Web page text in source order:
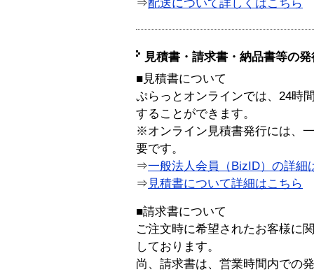
⇒配送について詳しくはこちら
見積書・請求書・納品書等の
■見積書について
ぷらっとオンラインでは、24時
することができます。
※オンライン見積書発行には、
要です。
⇒一般法人会員（BizID）の詳細
⇒ 見積書について詳細はこちら
■請求書について
ご注文時に希望されたお客様に
しております。
尚、請求書は、営業時間内での